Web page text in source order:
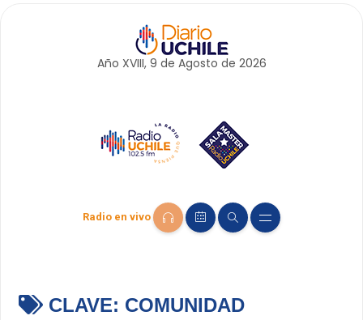
Año XVIII, 9 de Agosto de 2026
Radio en vivo
CLAVE: COMUNIDAD